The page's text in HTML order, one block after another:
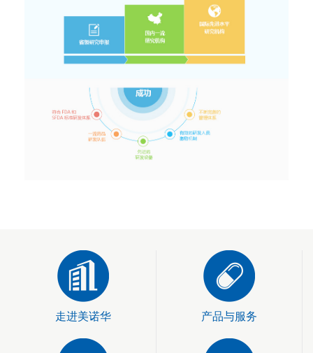
走进美诺华 产品与服务